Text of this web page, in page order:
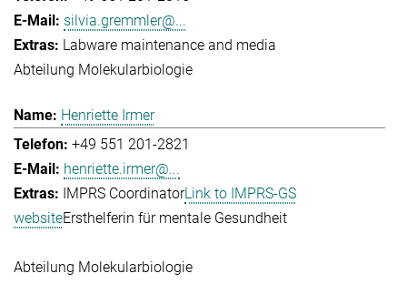
silvia.gremmler@...
Labware maintenance and media
Abteilung Molekularbiologie
Henriette Irmer
+49 551 201-2821
henriette.irmer@...
IMPRS CoordinatorLink to IMPRS-GS
websiteErsthelferin für mentale Gesundheit
Abteilung Molekularbiologie